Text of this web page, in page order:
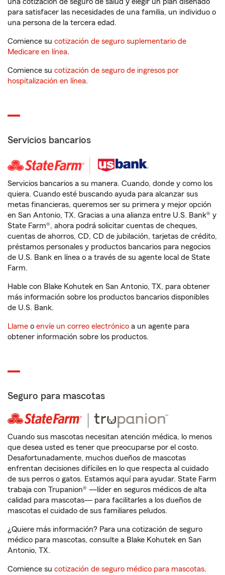
para satisfacer las necesidades de una familia, un individuo o
una persona de la tercera edad.
Comience su cotización de seguro suplementario de
Medicare en línea.
Comience su cotización de seguro de ingresos por
hospitalización en línea.
Servicios bancarios
Servicios bancarios a su manera. Cuando, donde y como los
quiera. Cuando esté buscando ayuda para alcanzar sus
metas financieras, queremos ser su primera y mejor opción
en San Antonio, TX. Gracias a una alianza entre U.S. Bank® y
State Farm®, ahora podrá solicitar cuentas de cheques,
cuentas de ahorros, CD, CD de jubilación, tarjetas de crédito,
préstamos personales y productos bancarios para negocios
de U.S. Bank en línea o a través de su agente local de State
Farm.
Hable con Blake Kohutek en San Antonio, TX, para obtener
más información sobre los productos bancarios disponibles
de U.S. Bank.
Llame o envíe un correo electrónico a un agente para
obtener información sobre los productos.
Seguro para mascotas
Cuando sus mascotas necesitan atención médica, lo menos
que desea usted es tener que preocuparse por el costo.
Desafortunadamente, muchos dueños de mascotas
enfrentan decisiones difíciles en lo que respecta al cuidado
de sus perros o gatos. Estamos aquí para ayudar. State Farm
trabaja con Trupanion® —líder en seguros médicos de alta
calidad para mascotas— para facilitarles a los dueños de
mascotas el cuidado de sus familiares peludos.
¿Quiere más información? Para una cotización de seguro
médico para mascotas, consulte a Blake Kohutek en San
Antonio, TX.
Comience su cotización de seguro médico para mascotas.